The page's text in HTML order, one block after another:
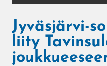
Jyväsjärvi-
liity